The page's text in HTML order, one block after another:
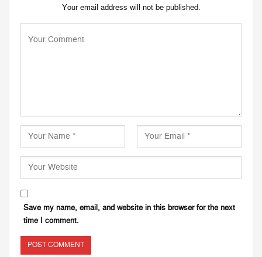
Your email address will not be published.
Save my name, email, and website in this browser for the next
time I comment.